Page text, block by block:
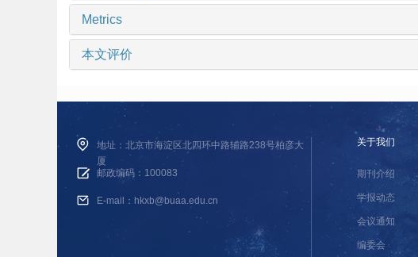
Metrics
本文评价
地址：北京市海淀区北四环中路辅路238号柏彦大
厦
邮政编码：100083
E-mail：hkxb@buaa.edu.cn
关于我们
期刊介绍
学报动态
会议通知
编委会